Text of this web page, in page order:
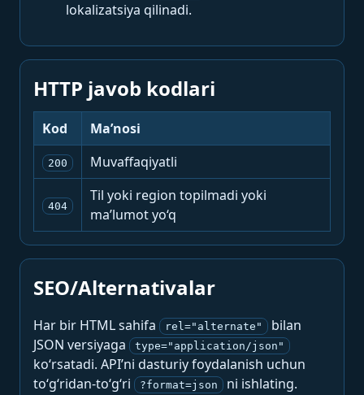
lokalizatsiya qilinadi.
HTTP javob kodlari
Kod Ma’nosi
200 Muvaffaqiyatli
404
Til yoki region topilmadi yoki
ma’lumot yo‘q
SEO/Alternativalar
Har bir HTML sahifa rel="alternate"
bilan
JSON versiyaga
type="application/json"
ko‘rsatadi. API’ni dasturiy foydalanish uchun
to‘g‘ridan-to‘g‘ri
?format=json ni ishlating.